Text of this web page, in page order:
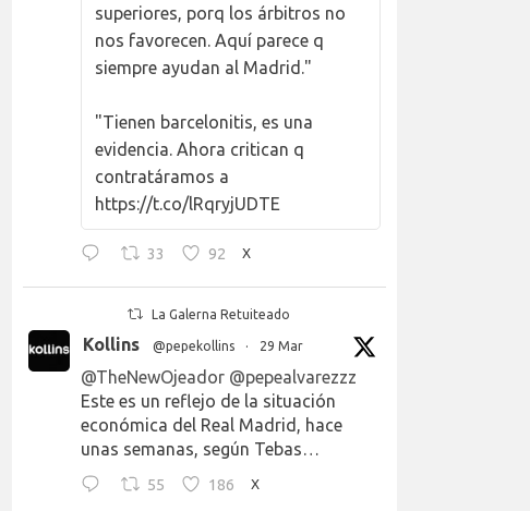
superiores, porq los árbitros no
nos favorecen. Aquí parece q
siempre ayudan al Madrid."
"Tienen barcelonitis, es una
evidencia. Ahora critican q
contratáramos a
https://t.co/lRqryjUDTE
33 92 X
La Galerna Retuiteado
Kollins @pepekollins · 29 Mar
@TheNewOjeador @pepealvarezzz
Este es un reflejo de la situación
económica del Real Madrid, hace
unas semanas, según Tebas…
55 186 X